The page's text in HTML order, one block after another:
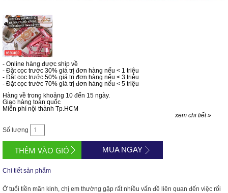
- Online hàng được ship về
- Đặt cọc trước 30% giá trị đơn hàng nếu < 1 triệu
- Đặt cọc trước 50% giá trị đơn hàng nếu < 3 triệu
- Đặt cọc trước 70% giá trị đơn hàng nếu < 5 triệu
Hàng về trong khoảng 10 đến 15 ngày.
Giao hàng toàn quốc
Miễn phí nội thành Tp.HCM
xem chi tiết »
Số lượng
MUA NGAY
Chi tiết sản phẩm
Ở tuổi tiền mãn kinh, chị em thường gặp rất nhiều vấn đề liên quan đến việc rối